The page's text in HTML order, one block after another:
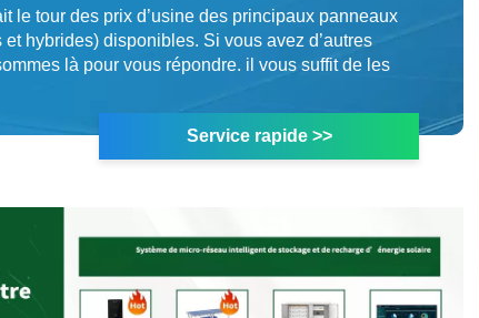
le tour des prix d’usine des principaux panneaux
hybrides) disponibles. Si vous avez d’autres
là pour vous répondre. il vous suffit de les
Service rapide >>